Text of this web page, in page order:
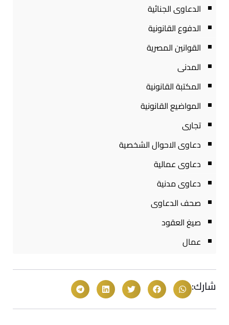
الدعاوى الجنائية
الدفوع القانونية
القوانين المصرية
المدنى
المكتبة القانونية
المواضيع القانونية
تجارى
دعاوى الاحوال الشخصية
دعاوى عمالية
دعاوى مدنية
صحف الدعاوى
صيغ العقود
عمال
شارك: